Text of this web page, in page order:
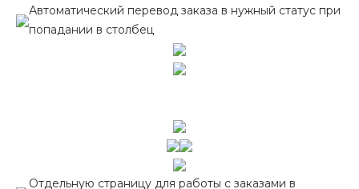
Автоматический перевод заказа в нужный статус при
попадании в столбец
Отдельную страницу для работы с заказами в